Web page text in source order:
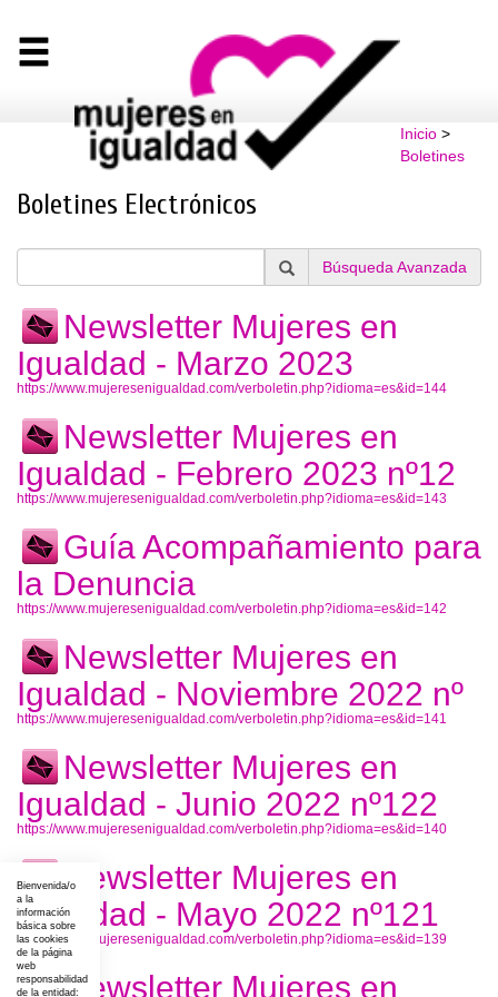
Inicio>
Boletines
Boletines Electrónicos
Búsqueda Avanzada
Newsletter Mujeres en
Igualdad - Marzo 2023
https://www.mujeresenigualdad.com/verboletin.php?idioma=es&id=144
Newsletter Mujeres en
Igualdad - Febrero 2023 nº12
https://www.mujeresenigualdad.com/verboletin.php?idioma=es&id=143
Guía Acompañamiento para
la Denuncia
https://www.mujeresenigualdad.com/verboletin.php?idioma=es&id=142
Newsletter Mujeres en
Igualdad - Noviembre 2022 nº
https://www.mujeresenigualdad.com/verboletin.php?idioma=es&id=141
Newsletter Mujeres en
Igualdad - Junio 2022 nº122
https://www.mujeresenigualdad.com/verboletin.php?idioma=es&id=140
Newsletter Mujeres en
Igualdad - Mayo 2022 nº121
https://www.mujeresenigualdad.com/verboletin.php?idioma=es&id=139
Newsletter Mujeres en
Bienvenida/o
a la
información
básica sobre
las cookies
de la página
web
responsabilidad
de la entidad: